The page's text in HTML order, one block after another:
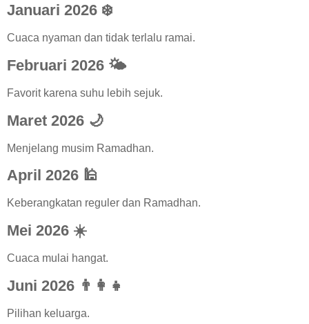
Januari 2026 ❄️
Cuaca nyaman dan tidak terlalu ramai.
Februari 2026 🌤️
Favorit karena suhu lebih sejuk.
Maret 2026 🌙
Menjelang musim Ramadhan.
April 2026 🕌
Keberangkatan reguler dan Ramadhan.
Mei 2026 ☀️
Cuaca mulai hangat.
Juni 2026 👨‍👩‍👧
Pilihan keluarga.